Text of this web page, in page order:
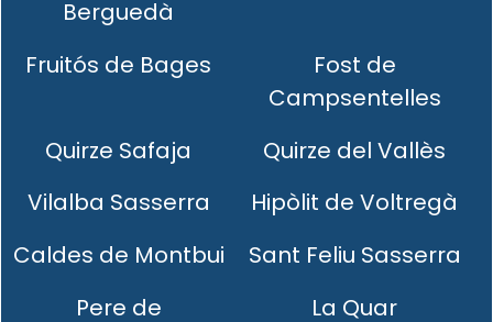
Berguedà
Fruitós de Bages
Fost de
Campsentelles
Quirze Safaja
Quirze del Vallès
Vilalba Sasserra
Hipòlit de Voltregà
Caldes de Montbui
Sant Feliu Sasserra
Pere de
La Quar